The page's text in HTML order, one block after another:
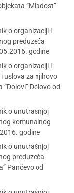
“Mladost”
o organizaciji i
preduzeća
godine
o organizaciji i
uslova za njihovo
Dolovo od
o unutrašnjoj
komunalnog
godine
o unutrašnjoj
preduzeća
Pančevo od